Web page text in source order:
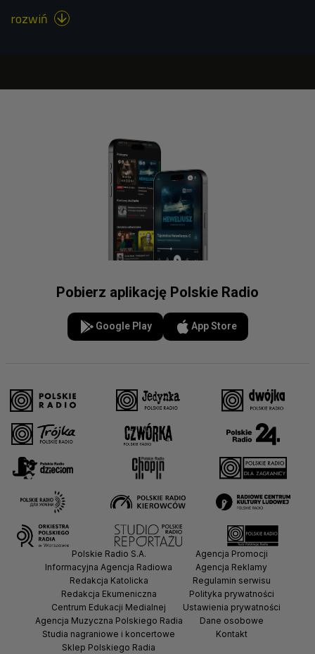
rozwiń 
Pobierz aplikację Polskie Radio
Google Play App Store
Polskie Radio S.A.
Informacyjna Agencja Radiowa
Redakcja Katolicka
Redakcja Ekumeniczna
Centrum Edukacji Medialnej
Agencja Muzyczna Polskiego Radia
Studia nagraniowe i koncertowe
Sklep Polskiego Radia
Agencja Promocji
Agencja Reklamy
Regulamin serwisu
Polityka prywatności
Ustawienia prywatności
Dane osobowe
Kontakt